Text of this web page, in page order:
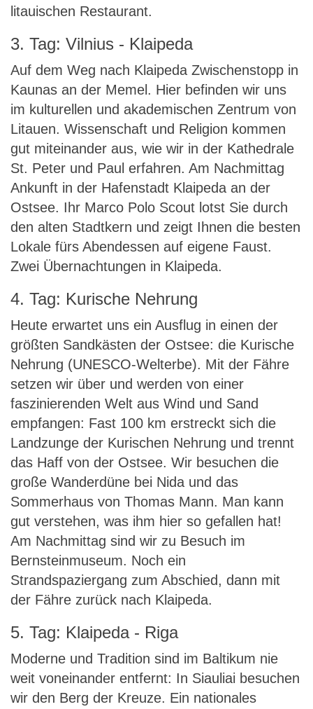
litauischen Restaurant.
3. Tag: Vilnius - Klaipeda
Auf dem Weg nach Klaipeda Zwischenstopp in
Kaunas an der Memel. Hier befinden wir uns
im kulturellen und akademischen Zentrum von
Litauen. Wissenschaft und Religion kommen
gut miteinander aus, wie wir in der Kathedrale
St. Peter und Paul erfahren. Am Nachmittag
Ankunft in der Hafenstadt Klaipeda an der
Ostsee. Ihr Marco Polo Scout lotst Sie durch
den alten Stadtkern und zeigt Ihnen die besten
Lokale fürs Abendessen auf eigene Faust.
Zwei Übernachtungen in Klaipeda.
4. Tag: Kurische Nehrung
Heute erwartet uns ein Ausflug in einen der
größten Sandkästen der Ostsee: die Kurische
Nehrung (UNESCO-Welterbe). Mit der Fähre
setzen wir über und werden von einer
faszinierenden Welt aus Wind und Sand
empfangen: Fast 100 km erstreckt sich die
Landzunge der Kurischen Nehrung und trennt
das Haff von der Ostsee. Wir besuchen die
große Wanderdüne bei Nida und das
Sommerhaus von Thomas Mann. Man kann
gut verstehen, was ihm hier so gefallen hat!
Am Nachmittag sind wir zu Besuch im
Bernsteinmuseum. Noch ein
Strandspaziergang zum Abschied, dann mit
der Fähre zurück nach Klaipeda.
5. Tag: Klaipeda - Riga
Moderne und Tradition sind im Baltikum nie
weit voneinander entfernt: In Siauliai besuchen
wir den Berg der Kreuze. Ein nationales